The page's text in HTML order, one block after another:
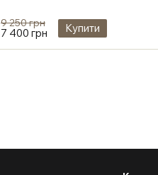
9 250 грн
7 400 грн Купити